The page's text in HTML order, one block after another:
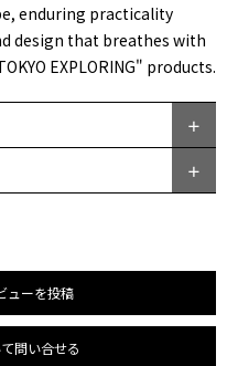
enduring practicality
design that breathes with
EXPLORING" products.
ューを投稿
問い合せる